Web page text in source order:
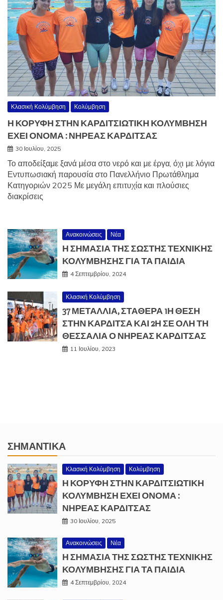
Κλασική Κολύμβηση Κολύμβηση
Η ΚΟΡΥΦΗ ΣΤΗΝ ΚΑΡΔΙΤΣΙΩΤΙΚΗ ΚΟΛΥΜΒΗΣΗ
ΕΧΕΙ ΟΝΟΜΑ : ΝΗΡΕΑΣ ΚΑΡΔΙΤΣΑΣ
30 Ιουλίου, 2025
Το αποδείξαμε ξανά μέσα στο νερό και με έργα, όχι με λόγια
Εντυπωσιακή παρουσία στο Πανελλήνιο Πρωτάθλημα
Κατηγοριών 2025 Με μεγάλη επιτυχία και πλούσιες
διακρίσεις
Ανακοινώσεις Νέα
Η ΣΗΜΑΣΙΑ ΤΗΣ ΣΩΣΤΗΣ ΤΕΧΝΙΚΗΣ
ΚΟΛΥΜΒΗΣΗΣ ΓΙΑ ΤΑ ΠΑΙΔΙΑ
4 Σεπτεμβρίου, 2024
Κλασική Κολύμβηση
37 ΜΕΤΆΛΛΙΑ, ΣΤΑΘΕΡΆ 1Η ΘΈΣΗ
ΣΤΗΝ ΚΑΡΔΊΤΣΑ ΚΑΙ 2Η ΣΕ ΌΛΗ ΤΗ
ΘΕΣΣΑΛΊΑ Ο ΝΗΡΈΑΣ ΚΑΡΔΊΤΣΑΣ
11 Ιουλίου, 2023
ΣΗΜΑΝΤΙΚΆ
Κλασική Κολύμβηση Κολύμβηση
Η ΚΟΡΥΦΗ ΣΤΗΝ ΚΑΡΔΙΤΣΙΩΤΙΚΗ
ΚΟΛΥΜΒΗΣΗ ΕΧΕΙ ΟΝΟΜΑ :
ΝΗΡΕΑΣ ΚΑΡΔΙΤΣΑΣ
30 Ιουλίου, 2025
Ανακοινώσεις Νέα
Η ΣΗΜΑΣΙΑ ΤΗΣ ΣΩΣΤΗΣ ΤΕΧΝΙΚΗΣ
ΚΟΛΥΜΒΗΣΗΣ ΓΙΑ ΤΑ ΠΑΙΔΙΑ
4 Σεπτεμβρίου, 2024